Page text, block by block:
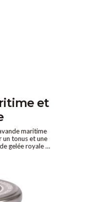
et
maritime
tonus et une
gelée royale a
pour ses